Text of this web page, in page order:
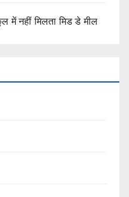
में नहीं मिलता मिड डे मील